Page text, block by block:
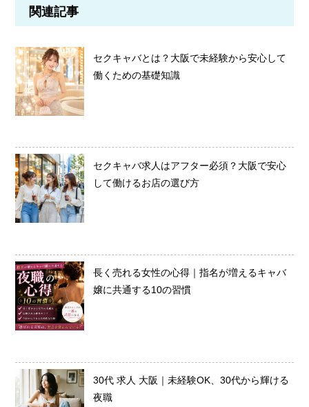
関連記事
セクキャバとは？大阪で未経験から安心して
働くための基礎知識
セクキャバ求人はアフター必須？大阪で安心
して働けるお店の選び方
長く売れる女性の心得｜指名が増えるキャバ
嬢に共通する10の習慣
30代 求人 大阪｜未経験OK、30代から輝ける
夜職